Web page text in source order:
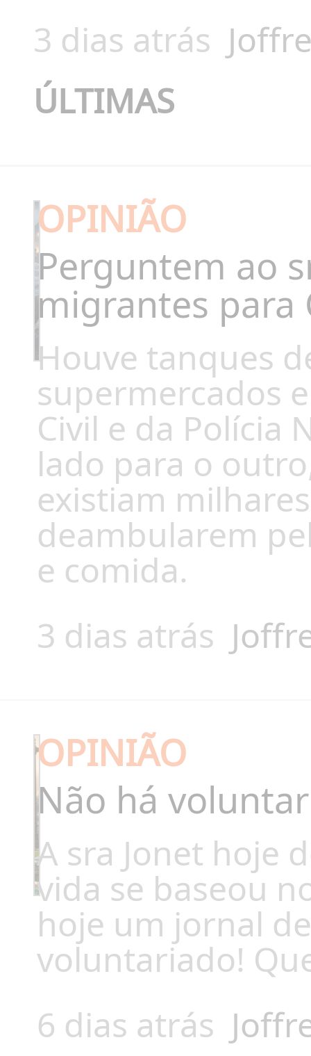
3 dias atrás
ÚLTIMAS
OPINIÃO
Perguntem ao
migrantes para
Houve tanques
supermercados
Civil e da Polícia
lado para o
existiam
deambularem
e comida.
3 dias atrás
OPINIÃO
Não há
A sra Jonet hoje
vida se baseou
hoje um jornal
voluntariado!
6 dias atrás